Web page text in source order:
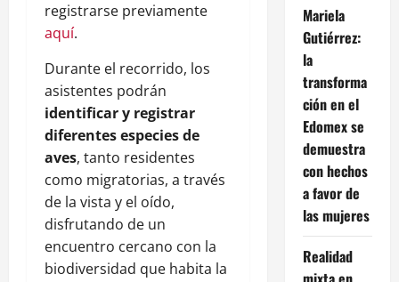
registrarse previamente
aquí.
Durante el recorrido, los
asistentes podrán
identificar y registrar
diferentes especies de
aves, tanto residentes
como migratorias, a través
de la vista y el oído,
disfrutando de un
encuentro cercano con la
biodiversidad que habita la
Mariela
Gutiérrez:
la
transforma
ción en el
Edomex se
demuestra
con hechos
a favor de
las mujeres
Realidad